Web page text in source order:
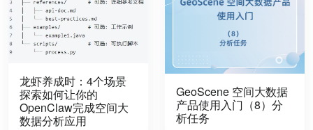
龙虾养成时：4个场景
探索如何让你的
OpenClaw完成空间大
数据分析应用
GeoScene 空间大数据
产品使用入门（8）分
析任务